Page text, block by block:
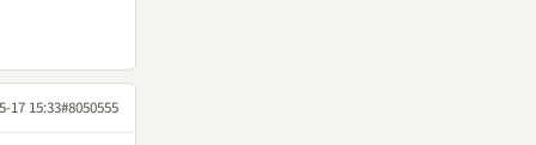
17 15:33#8050555